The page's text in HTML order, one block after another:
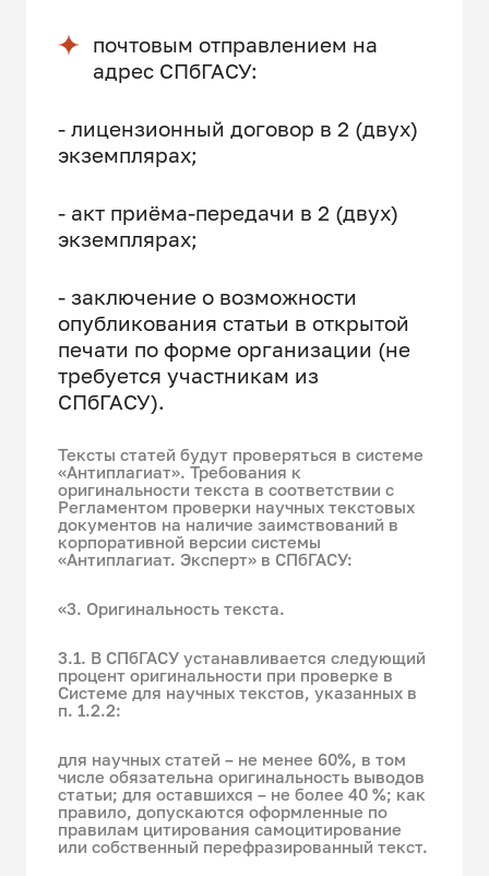
почтовым отправлением на
адрес СПбГАСУ:
- лицензионный договор в 2 (двух)
экземплярах;
- акт приёма-передачи в 2 (двух)
экземплярах;
- заключение о возможности
опубликования статьи в открытой
печати по форме организации (не
требуется участникам из
СПбГАСУ).
Тексты статей будут проверяться в системе
«Антиплагиат». Требования к
оригинальности текста в соответствии с
Регламентом проверки научных текстовых
документов на наличие заимствований в
корпоративной версии системы
«Антиплагиат. Эксперт» в СПбГАСУ:
«3. Оригинальность текста.
3.1. В СПбГАСУ устанавливается следующий
процент оригинальности при проверке в
Системе для научных текстов, указанных в
п. 1.2.2:
для научных статей – не менее 60%, в том
числе обязательна оригинальность выводов
статьи; для оставшихся – не более 40 %; как
правило, допускаются оформленные по
правилам цитирования самоцитирование
или собственный перефразированный текст.